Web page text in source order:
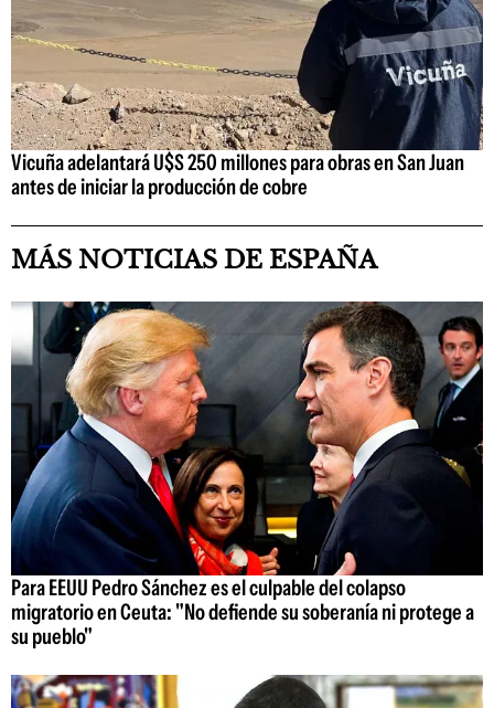
Vicuña adelantará U$S 250 millones para obras en San Juan
antes de iniciar la producción de cobre
MÁS NOTICIAS DE ESPAÑA
Para EEUU Pedro Sánchez es el culpable del colapso
migratorio en Ceuta: "No defiende su soberanía ni protege a
su pueblo"